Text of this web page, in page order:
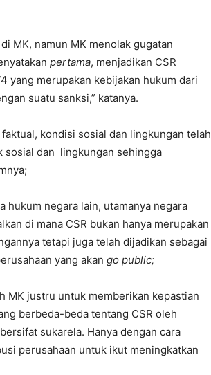
MK, namun MK menolak gugatan
pertama, menjadikan CSR
yang merupakan kebijakan hukum dari
suatu sanksi,” katanya.
kondisi sosial dan lingkungan telah
sosial dan lingkungan sehingga
hukum negara lain, utamanya negara
di mana CSR bukan hanya merupakan
tetapi juga telah dijadikan sebagai
yang akan go public;
MK justru untuk memberikan kepastian
berbeda-beda tentang CSR oleh
sukarela. Hanya dengan cara
perusahaan untuk ikut meningkatkan